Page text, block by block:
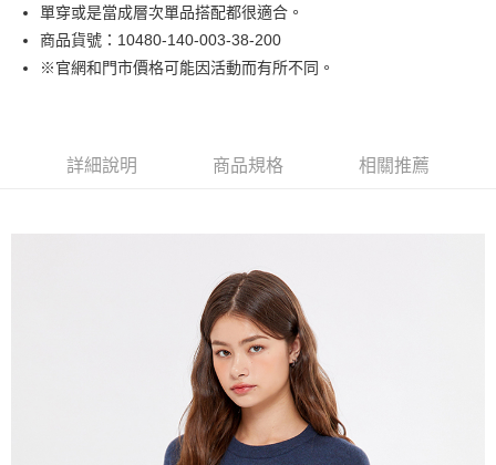
貨到付款
運送方式
每筆NT$130，滿NT$1,000(含以上)免運費
單穿或是當成層次單品搭配都很適合。
商品貨號：10480-140-003-38-200
※官網和門市價格可能因活動而有所不同。
詳細說明 商品規格 相關推薦